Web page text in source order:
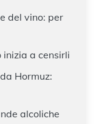
del vino: per
inizia a censirli
Hormuz:
alcoliche